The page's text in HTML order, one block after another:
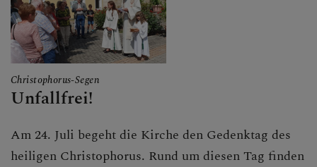
PFARRBRIEFE
ALLE BERICHTE
GRUPPEN & RUNDEN
Christophorus-Segen
Unfallfrei!
Am 24. Juli begeht die Kirche den Gedenktag des
heiligen Christophorus. Rund um diesen Tag finden